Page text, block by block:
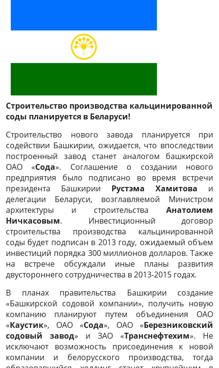
Строительство производства кальцинированной
соды планируется в Беларуси!
Строительство нового завода планируется при
содействии Башкирии, ожидается, что впоследствии
построенный завод станет аналогом башкирской
ОАО «Сода». Соглашение о создании нового
предприятия было подписано во время встречи
президента Башкирии Рустэма Хамитова и
делегации Беларуси, возглавляемой Министром
архитектуры и строительства Анатолием
Ничкасовым. Инвестиционный договор
строительства производства кальцинированной
соды будет подписан в 2013 году, ожидаемый объем
инвестиций порядка 300 миллионов долларов. Также
на встрече обсуждали иные планы развития
двустороннего сотрудничества в 2013-2015 годах.
В планах правительства Башкирии создание
«Башкирской содовой компании», получить новую
компанию планируют путем объединения ОАО
«Каустик», ОАО «Сода», ОАО «Березниковский
содовый завод» и ЗАО «Транснефтехим». Не
исключают возможность присоединения к новой
компании и белорусского производства, тогда